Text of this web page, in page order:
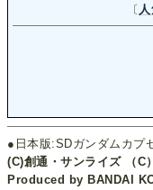
〔
●日本版:SDガンダムカプ
(C)創通・サンライズ （C
Produced by BANDAI